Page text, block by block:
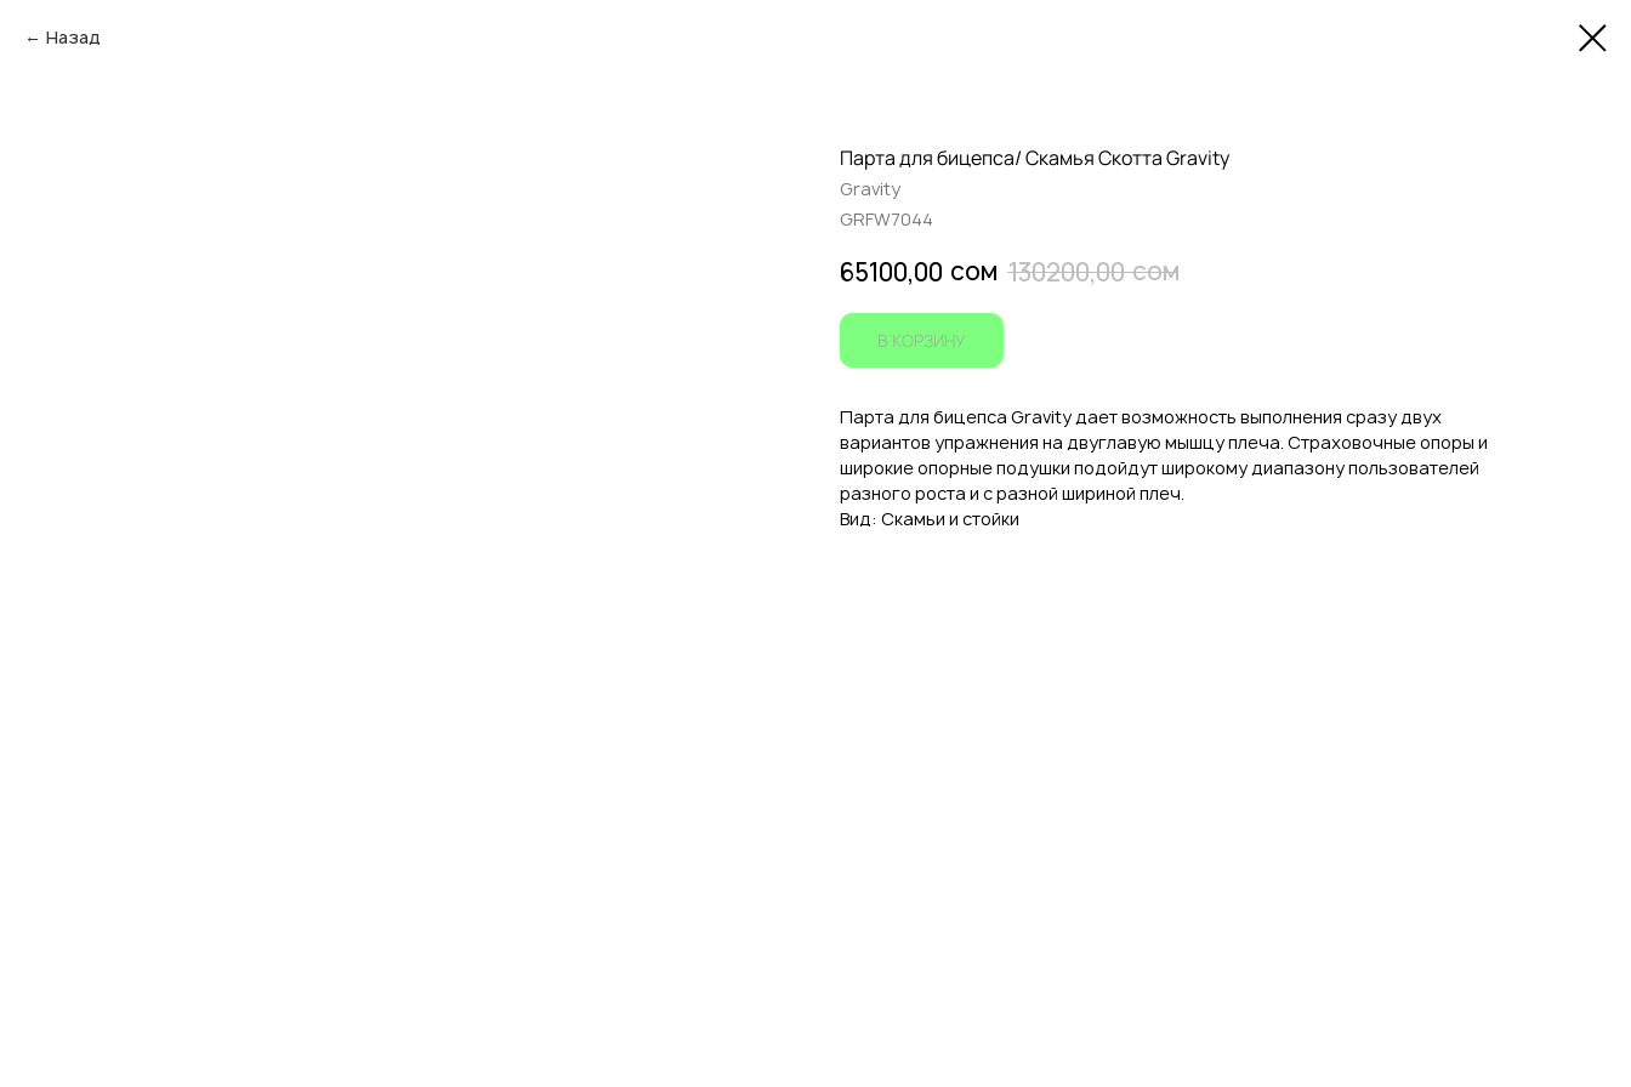
Назад
Парта для бицепса/ Скамья Скотта Gravity
Gravity
GRFW7044
65100,00 сом 130200,00 сом
В КОРЗИНУ
Парта для бицепса Gravity дает возможность выполнения сразу двух
вариантов упражнения на двуглавую мышцу плеча. Страховочные опоры и
широкие опорные подушки подойдут широкому диапазону пользователей
разного роста и с разной шириной плеч.
Вид: Скамьи и стойки